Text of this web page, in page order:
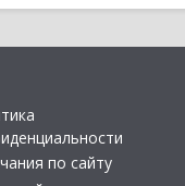
по сайту